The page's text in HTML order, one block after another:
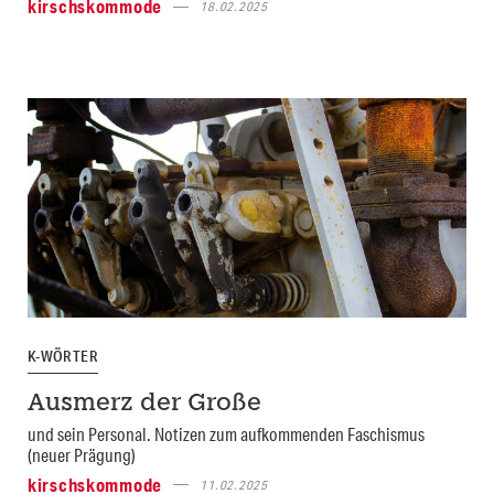
kirschskommode 18.02.2025
K-WÖRTER
Ausmerz der Große
und sein Personal. Notizen zum aufkommenden Faschismus
(neuer Prägung)
kirschskommode
11.02.2025